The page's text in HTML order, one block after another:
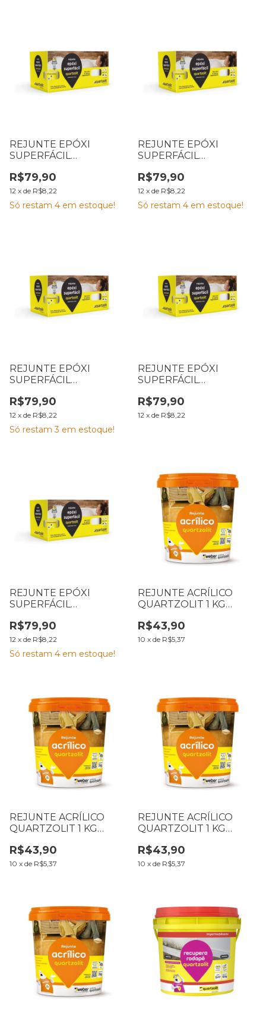
REJUNTE EPÓXI
SUPERFÁCIL
CORDA
R$79,90
12 x de R$8,22
Só restam 4 em estoque!
REJUNTE EPÓXI
SUPERFÁCIL
CINZA PLATINA
R$79,90
12 x de R$8,22
Só restam 4 em estoque!
REJUNTE EPÓXI
SUPERFÁCIL
CINZA ARTICO
R$79,90
12 x de R$8,22
Só restam3 em estoque!
REJUNTE EPÓXI
SUPERFÁCIL
BRANCO
R$79,90
12 x de R$8,22
REJUNTE EPÓXI
SUPERFÁCIL
R$79,90
12 x de R$8,22
Só restam 4 em estoque!
REJUNTE ACRÍLICO
QUARTZOLIT 1 KG
R$43,90
10 x de R$5,37
REJUNTE ACRÍLICO
QUARTZOLIT 1 KG
R$43,90
10 x de R$5,37
REJUNTE ACRÍLICO
QUARTZOLIT 1 KG
R$43,90
10 x de R$5,37